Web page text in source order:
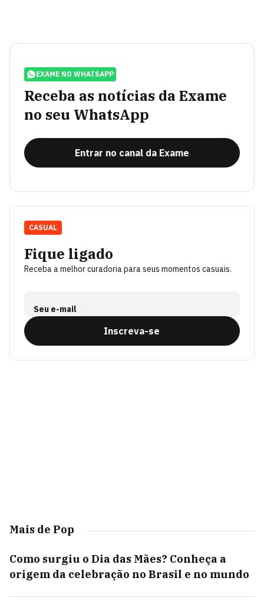
EXAME NO WHATSAPP
Receba as notícias da Exame
no seu WhatsApp
Entrar no canal da Exame
Fique ligado
Receba a melhor curadoria para seus momentos casuais.
Seu e-mail
Inscreva-se
CASUAL
Mais de Pop
Como surgiu o Dia das Mães? Conheça a
origem da celebração no Brasil e no mundo